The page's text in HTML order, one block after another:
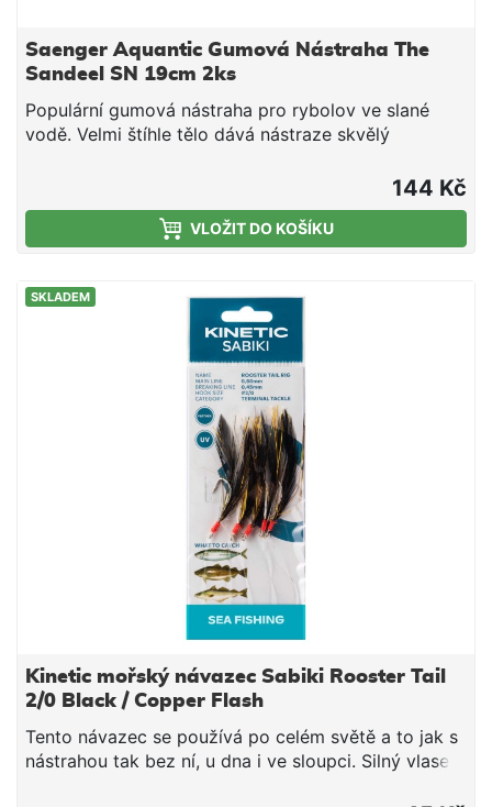
Saenger Aquantic Gumová Nástraha The
Sandeel SN 19cm 2ks
Populární gumová nástraha pro rybolov ve slané
vodě. Velmi štíhle tělo dává nástraze skvělý
144 Kč
VLOŽIT DO KOŠÍKU
SKLADEM
Kinetic mořský návazec Sabiki Rooster Tail
2/0 Black / Copper Flash
Tento návazec se používá po celém světě a to jak s
nástrahou tak bez ní, u dna i ve sloupci. Silný vlasec